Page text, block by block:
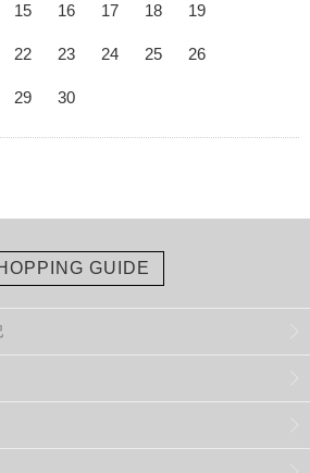
15 16 17 18 19
22 23 24 25 26
29 30
GUIDE